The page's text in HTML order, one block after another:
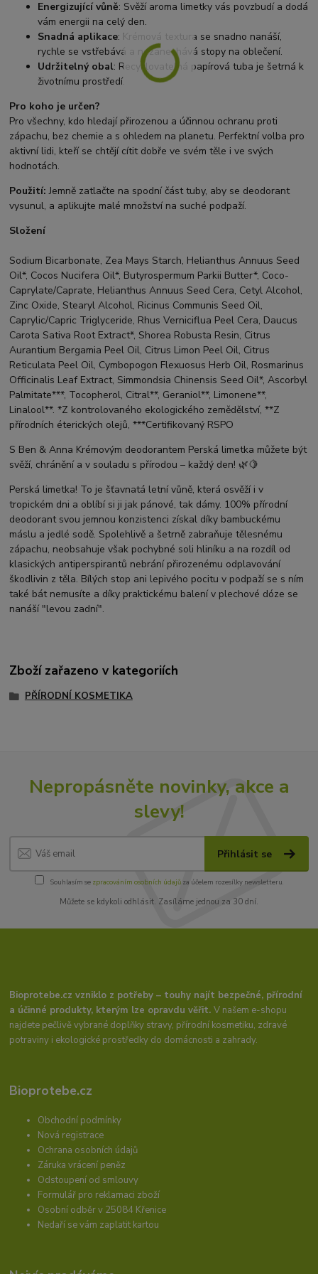
Energizující vůně: Svěží aroma limetky vás povzbudí a dodá
vám energii na celý den.
Snadná aplikace: Krémová textura se snadno nanáší,
rychle se vstřebává a nezanechává stopy na oblečení.
Udržitelný obal: Recyklovatelná papírová tuba je šetrná k
životnímu prostředí.
Pro koho je určen?
Pro všechny, kdo hledají přirozenou a účinnou ochranu proti
zápachu, bez chemie a s ohledem na planetu. Perfektní volba pro
aktivní lidi, kteří se chtějí cítit dobře ve svém těle i ve svých
hodnotách.
Použití: Jemně zatlačte na spodní část tuby, aby se deodorant
vysunul, a aplikujte malé množství na suché podpaží.
Složení
Sodium Bicarbonate, Zea Mays Starch, Helianthus Annuus Seed
Oil*, Cocos Nucifera Oil*, Butyrospermum Parkii Butter*, Coco-
Caprylate/Caprate, Helianthus Annuus Seed Cera, Cetyl Alcohol,
Zinc Oxide, Stearyl Alcohol, Ricinus Communis Seed Oil,
Caprylic/Capric Triglyceride, Rhus Verniciflua Peel Cera, Daucus
Carota Sativa Root Extract*, Shorea Robusta Resin, Citrus
Aurantium Bergamia Peel Oil, Citrus Limon Peel Oil, Citrus
Reticulata Peel Oil, Cymbopogon Flexuosus Herb Oil, Rosmarinus
Officinalis Leaf Extract, Simmondsia Chinensis Seed Oil*, Ascorbyl
Palmitate***, Tocopherol, Citral**, Geraniol**, Limonene**,
Linalool**. *Z kontrolovaného ekologického zemědělství, **Z
přírodních éterických olejů, ***Certifikovaný RSPO
S Ben & Anna Krémovým deodorantem Perská limetka můžete být
svěží, chránění a v souladu s přírodou – každý den! 🌿🍋
Perská limetka! To je šťavnatá letní vůně, která osvěží i v
tropickém dni a oblíbí si ji jak pánové, tak dámy. 100% přírodní
deodorant svou jemnou konzistenci získal díky bambuckému
máslu a jedlé sodě. Spolehlivě a šetrně zabraňuje tělesnému
zápachu, neobsahuje však pochybné soli hliníku a na rozdíl od
klasických antiperspirantů nebrání přirozenému odplavování
škodlivin z těla. Bílých stop ani lepivého pocitu v podpaží se s ním
také bát nemusíte a díky praktickému balení v plechové dóze se
nanáší "levou zadní".
Zboží zařazeno v kategoriích
PŘÍRODNÍ KOSMETIKA
Nepropásněte novinky, akce a
slevy!
Přihlásit se
Souhlasím se zpracováním osobních údajůza účelem rozesílky newsletteru.
Můžete se kdykoli odhlásit. Zasíláme jednou za 30 dní.
Bioprotebe.cz vzniklo z potřeby – touhy najít bezpečné, přírodní
a účinné produkty, kterým lze opravdu věřit.V našem e-shopu
najdete pečlivě vybrané doplňky stravy, přírodní kosmetiku, zdravé
potraviny i ekologické prostředky do domácnosti a zahrady.
Bioprotebe.cz
Obchodní podmínky
Nová registrace
Ochrana osobních údajů
Záruka vrácení peněz
Odstoupení od smlouvy
Formulář pro reklamaci zboží
Osobní odběr v 25084 Křenice
Nedaří se vám zaplatit kartou